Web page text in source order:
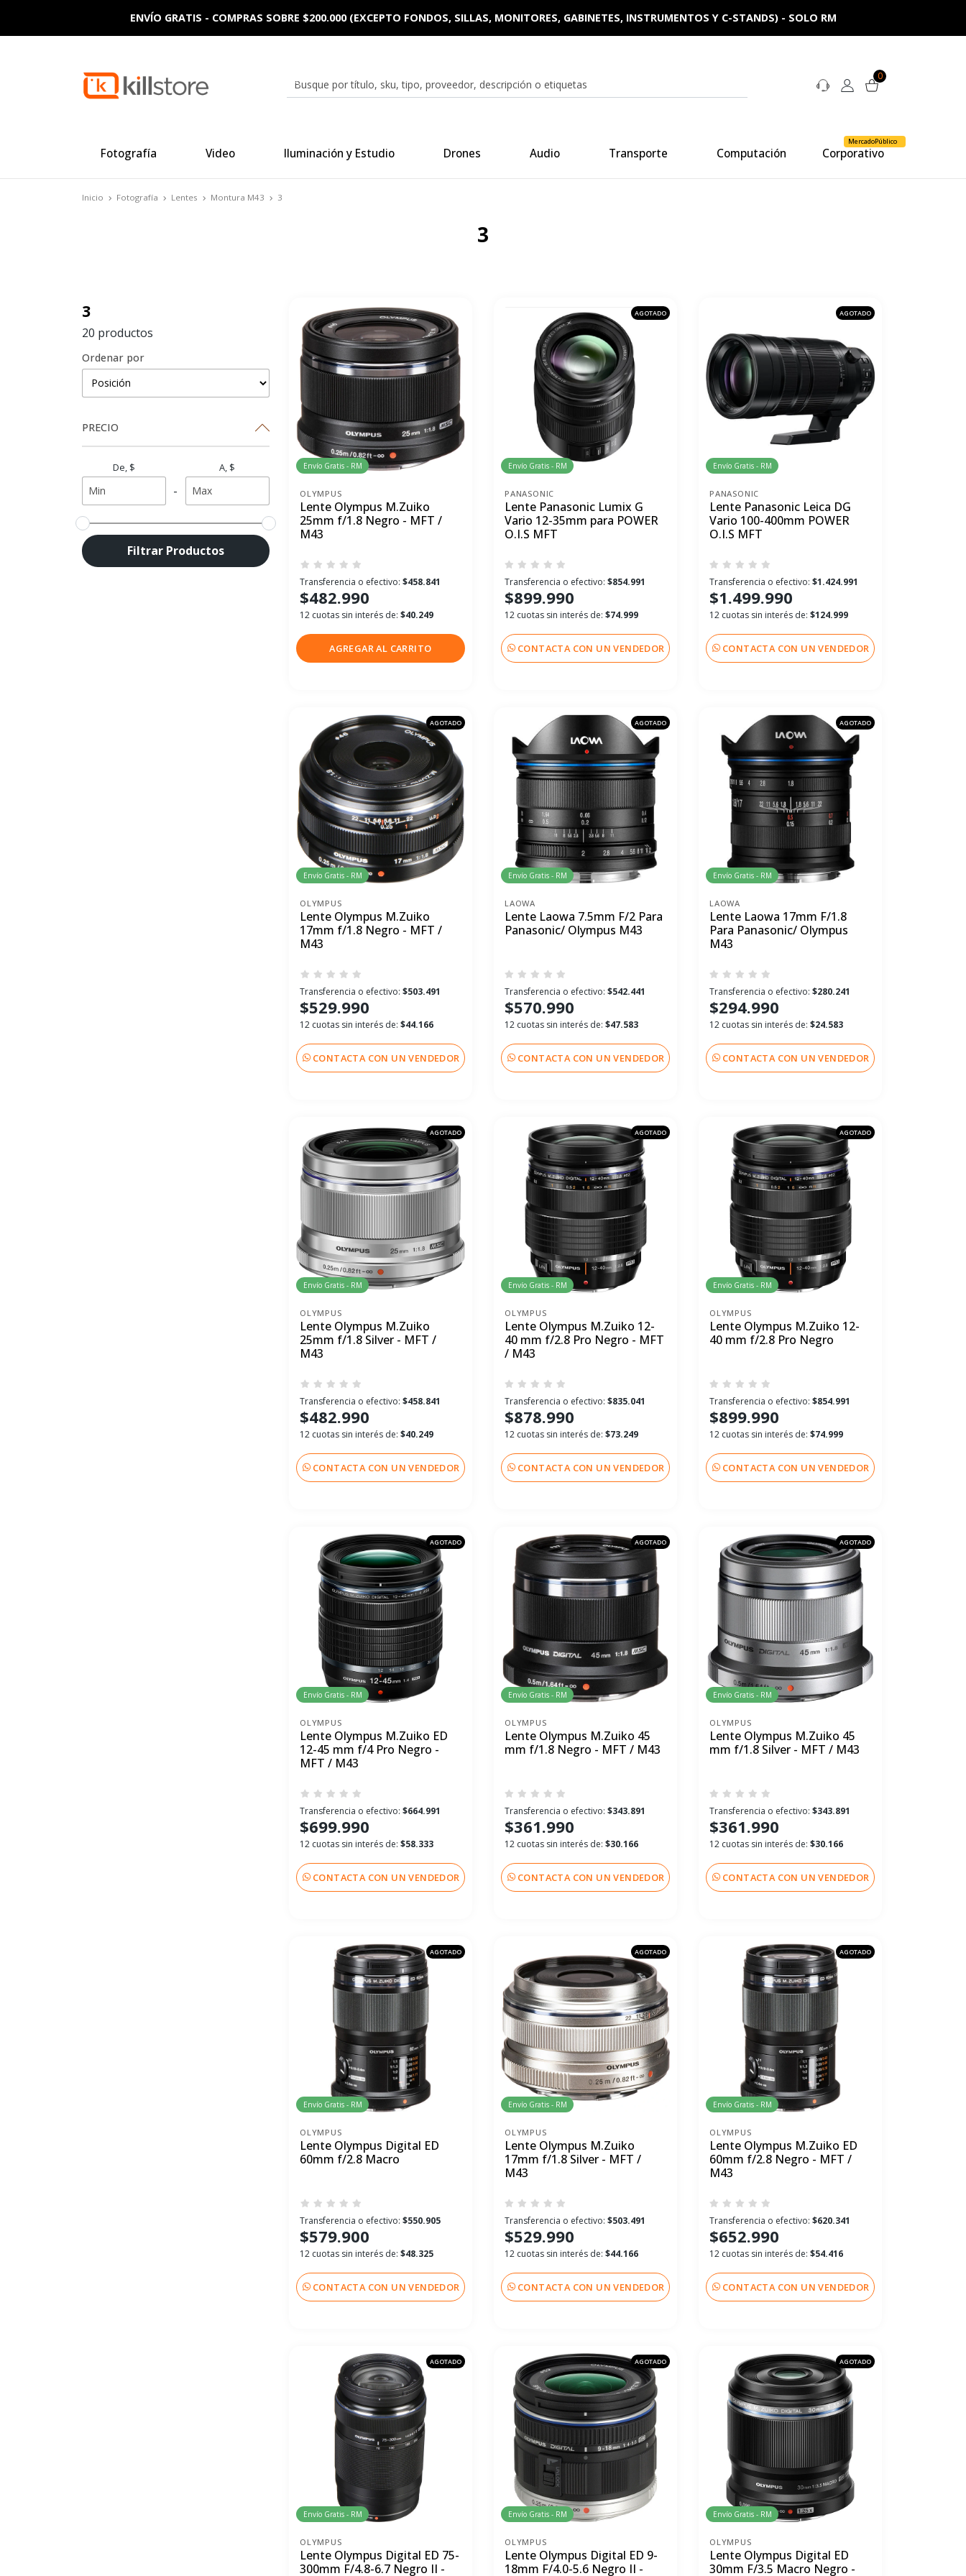
0
Fotografía Video Iluminación y Estudio Drones Audio Transporte Computación Corporativo
MercadoPúblico
ENVÍO GRATIS - COMPRAS SOBRE $200.000 (EXCEPTO FONDOS, SILLAS, MONITORES, GABINETES, INSTRUMENTOS Y C-STANDS) - SOLO RM
Inicio Fotografía Lentes Montura M43 3
3
3
20 productos
Ordenar por
PRECIO
De, $
-
A, $
Filtrar Productos
Envío Gratis - RM
OLYMPUS
Lente Olympus M.Zuiko
25mm f/1.8 Negro - MFT /
M43
Transferencia o efectivo: $458.841
$482.990
12 cuotas sin interés de: $40.249
AGREGAR AL CARRITO
AGOTADO
Envío Gratis - RM
PANASONIC
Lente Panasonic Lumix G
Vario 12-35mm para POWER
O.I.S MFT
Transferencia o efectivo: $854.991
$899.990
12 cuotas sin interés de: $74.999
CONTACTA CON UN VENDEDOR
AGOTADO
Envío Gratis - RM
PANASONIC
Lente Panasonic Leica DG
Vario 100-400mm POWER
O.I.S MFT
Transferencia o efectivo: $1.424.991
$1.499.990
12 cuotas sin interés de: $124.999
CONTACTA CON UN VENDEDOR
AGOTADO
Envío Gratis - RM
OLYMPUS
Lente Olympus M.Zuiko
17mm f/1.8 Negro - MFT /
M43
Transferencia o efectivo: $503.491
$529.990
12 cuotas sin interés de: $44.166
CONTACTA CON UN VENDEDOR
AGOTADO
Envío Gratis - RM
LAOWA
Lente Laowa 7.5mm F/2 Para
Panasonic/ Olympus M43
Transferencia o efectivo: $542.441
$570.990
12 cuotas sin interés de: $47.583
CONTACTA CON UN VENDEDOR
AGOTADO
Envío Gratis - RM
LAOWA
Lente Laowa 17mm F/1.8
Para Panasonic/ Olympus
M43
Transferencia o efectivo: $280.241
$294.990
12 cuotas sin interés de: $24.583
CONTACTA CON UN VENDEDOR
AGOTADO
Envío Gratis - RM
OLYMPUS
Lente Olympus M.Zuiko
25mm f/1.8 Silver - MFT /
M43
Transferencia o efectivo: $458.841
$482.990
12 cuotas sin interés de: $40.249
CONTACTA CON UN VENDEDOR
AGOTADO
Envío Gratis - RM
OLYMPUS
Lente Olympus M.Zuiko 12-
40 mm f/2.8 Pro Negro - MFT
/ M43
Transferencia o efectivo: $835.041
$878.990
12 cuotas sin interés de: $73.249
CONTACTA CON UN VENDEDOR
AGOTADO
Envío Gratis - RM
OLYMPUS
Lente Olympus M.Zuiko 12-
40 mm f/2.8 Pro Negro
Transferencia o efectivo: $854.991
$899.990
12 cuotas sin interés de: $74.999
CONTACTA CON UN VENDEDOR
AGOTADO
Envío Gratis - RM
OLYMPUS
Lente Olympus M.Zuiko ED
12-45 mm f/4 Pro Negro -
MFT / M43
Transferencia o efectivo: $664.991
$699.990
12 cuotas sin interés de: $58.333
CONTACTA CON UN VENDEDOR
AGOTADO
Envío Gratis - RM
OLYMPUS
Lente Olympus M.Zuiko 45
mm f/1.8 Negro - MFT / M43
Transferencia o efectivo: $343.891
$361.990
12 cuotas sin interés de: $30.166
CONTACTA CON UN VENDEDOR
AGOTADO
Envío Gratis - RM
OLYMPUS
Lente Olympus M.Zuiko 45
mm f/1.8 Silver - MFT / M43
Transferencia o efectivo: $343.891
$361.990
12 cuotas sin interés de: $30.166
CONTACTA CON UN VENDEDOR
AGOTADO
Envío Gratis - RM
OLYMPUS
Lente Olympus Digital ED
60mm f/2.8 Macro
Transferencia o efectivo: $550.905
$579.900
12 cuotas sin interés de: $48.325
CONTACTA CON UN VENDEDOR
AGOTADO
Envío Gratis - RM
OLYMPUS
Lente Olympus M.Zuiko
17mm f/1.8 Silver - MFT /
M43
Transferencia o efectivo: $503.491
$529.990
12 cuotas sin interés de: $44.166
CONTACTA CON UN VENDEDOR
AGOTADO
Envío Gratis - RM
OLYMPUS
Lente Olympus M.Zuiko ED
60mm f/2.8 Negro - MFT /
M43
Transferencia o efectivo: $620.341
$652.990
12 cuotas sin interés de: $54.416
CONTACTA CON UN VENDEDOR
AGOTADO
Envío Gratis - RM
OLYMPUS
Lente Olympus Digital ED 75-
300mm F/4.8-6.7 Negro II -
AGOTADO
Envío Gratis - RM
OLYMPUS
Lente Olympus Digital ED 9-
18mm F/4.0-5.6 Negro II -
AGOTADO
Envío Gratis - RM
OLYMPUS
Lente Olympus Digital ED
30mm F/3.5 Macro Negro -